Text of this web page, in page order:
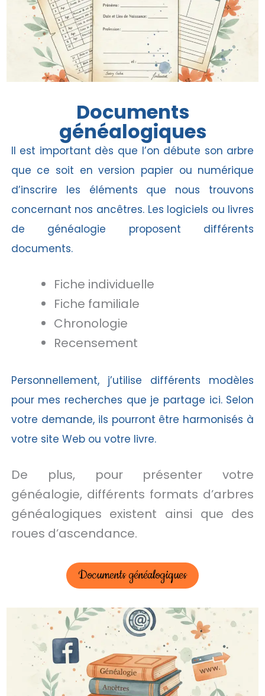
Documents
généalogiques
Il est important dès que l’on débute son arbre
que ce soit en version papier ou numérique
d’inscrire les éléments que nous trouvons
concernant nos ancêtres. Les logiciels ou livres
de généalogie proposent différents
documents.
Fiche individuelle
Fiche familiale
Chronologie
Recensement
Personnellement, j’utilise différents modèles
pour mes recherches que je partage ici. Selon
votre demande, ils pourront être harmonisés à
votre site Web ou votre livre.
De plus, pour présenter votre
généalogie, différents formats d’arbres
généalogiques existent ainsi que des
roues d’ascendance.
Documents généalogiques